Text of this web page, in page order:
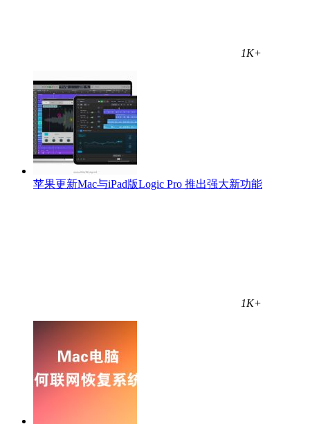
1K+
苹果更新Mac与iPad版Logic Pro 推出强大新功能
1K+